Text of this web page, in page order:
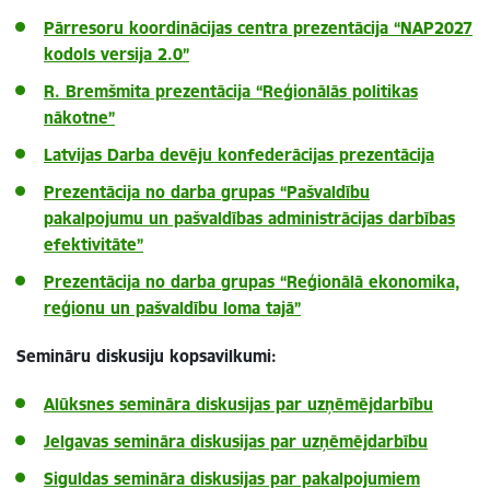
Pārresoru koordinācijas centra prezentācija “NAP2027
kodols versija 2.0”
R. Bremšmita prezentācija “Reģionālās politikas
nākotne”
Latvijas Darba devēju konfederācijas prezentācija
Prezentācija no darba grupas “Pašvaldību
pakalpojumu un pašvaldības administrācijas darbības
efektivitāte”
Prezentācija no darba grupas “Reģionālā ekonomika,
reģionu un pašvaldību loma tajā”
Semināru diskusiju kopsavilkumi:
Alūksnes semināra diskusijas par uzņēmējdarbību
Jelgavas semināra diskusijas par uzņēmējdarbību
Siguldas semināra diskusijas par pakalpojumiem